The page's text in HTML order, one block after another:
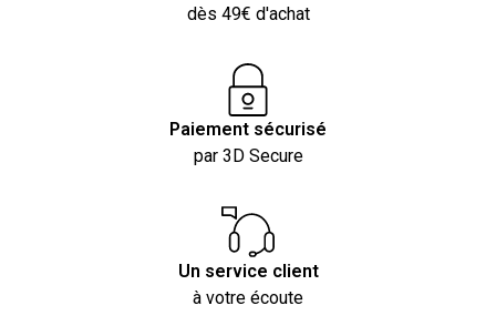
dès 49€ d'achat
Paiement sécurisé
par 3D Secure
Un service client
à votre écoute